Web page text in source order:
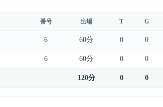
番号 出場 T G
6 60分 0 0
6 60分 0 0
120分 0 0